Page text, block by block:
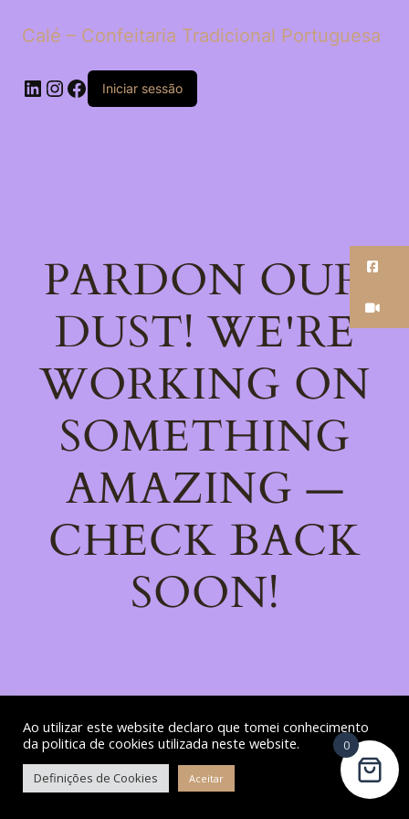
Calé – Confeitaria Tradicional Portuguesa
LinkedIn
Instagram
Facebook
Iniciar sessão
PARDON OUR
DUST! WE'RE
WORKING ON
SOMETHING
AMAZING —
CHECK BACK
SOON!
Ao utilizar este website declaro que tomei conhecimento
da politica de cookies utilizada neste website.
Definições de Cookies Aceitar
0